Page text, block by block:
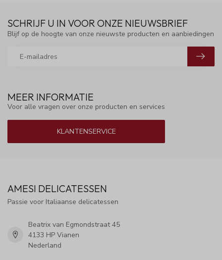
MEER INFORMATIE
Voor alle vragen over onze producten en services
KLANTENSERVICE
SCHRIJF U IN VOOR ONZE NIEUWSBRIEF
Blijf op de hoogte van onze nieuwste producten en aanbiedingen
AMESI DELICATESSEN
Passie voor Italiaanse delicatessen
Beatrix van Egmondstraat 45
4133 HP Vianen
Nederland